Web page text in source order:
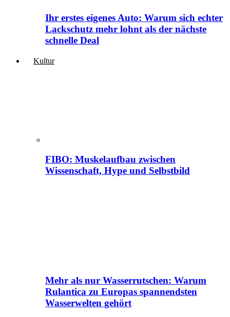
Ihr erstes eigenes Auto: Warum sich echter
Lackschutz mehr lohnt als der nächste
schnelle Deal
Kultur
FIBO: Muskelaufbau zwischen
Wissenschaft, Hype und Selbstbild
Mehr als nur Wasserrutschen: Warum
Rulantica zu Europas spannendsten
Wasserwelten gehört